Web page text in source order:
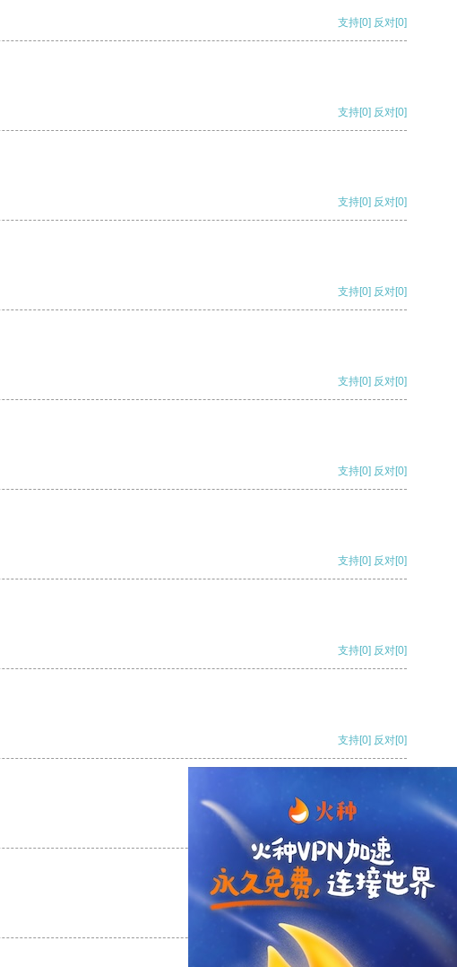
支持[0] 反对[0]
支持[0] 反对[0]
支持[0] 反对[0]
支持[0] 反对[0]
支持[0] 反对[0]
支持[0] 反对[0]
支持[0] 反对[0]
支持[0] 反对[0]
支持[0] 反对[0]
反对